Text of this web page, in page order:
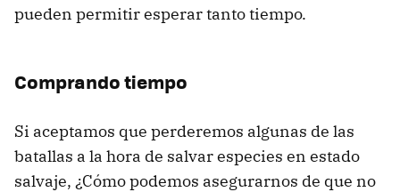
pueden permitir esperar tanto tiempo.
Comprando tiempo
Si aceptamos que perderemos algunas de las
batallas a la hora de salvar especies en estado
salvaje, ¿Cómo podemos asegurarnos de que no